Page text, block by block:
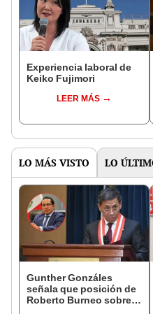
Experiencia laboral de
Keiko Fujimori
LEER MÁS
LO MÁS VISTO LO
Gunther Gonzáles
señala que posición de
Roberto Burneo sobre